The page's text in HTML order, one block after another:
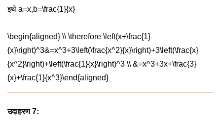
इथे a=x,b=\frac{1}{x}
\begin{aligned} \\ \therefore \left(x+\frac{1}
{x}\right)^3&=x^3+3\left(\frac{x^2}{x}\right)+3\left(\frac{x}
{x^2}\right)+\left(\frac{1}{x}\right)^3 \\ &=x^3+3x+\frac{3}
{x}+\frac{1}{x^3}\end{aligned}
उदाहरण 7: